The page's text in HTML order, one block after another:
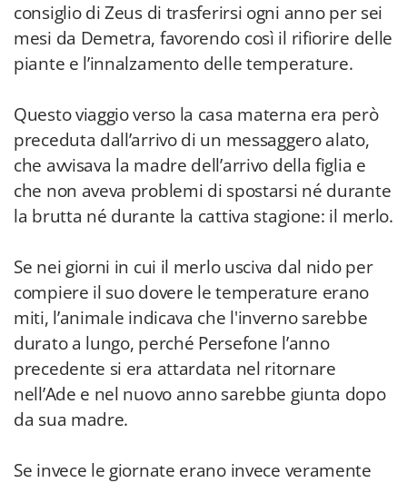
consiglio di Zeus di trasferirsi ogni anno per sei
mesi da Demetra, favorendo così il rifiorire delle
piante e l’innalzamento delle temperature.
Questo viaggio verso la casa materna era però
preceduta dall’arrivo di un messaggero alato,
che avvisava la madre dell’arrivo della figlia e
che non aveva problemi di spostarsi né durante
la brutta né durante la cattiva stagione: il merlo.
Se nei giorni in cui il merlo usciva dal nido per
compiere il suo dovere le temperature erano
miti, l’animale indicava che l'inverno sarebbe
durato a lungo, perché Persefone l’anno
precedente si era attardata nel ritornare
nell’Ade e nel nuovo anno sarebbe giunta dopo
da sua madre.
Se invece le giornate erano invece veramente